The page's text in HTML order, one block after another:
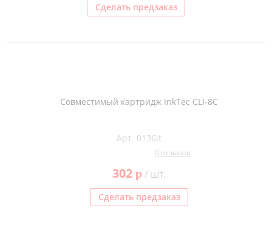
Сделать предзаказ
Совместимый картридж InkTec CLI-8C
Арт. 0136it
0 отзывов
302 p/ шт.
Сделать предзаказ